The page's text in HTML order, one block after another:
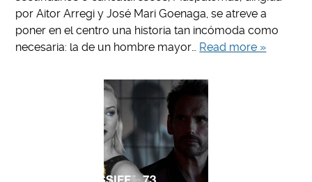
por Aitor Arregi y José Mari Goenaga, se atreve a
poner en el centro una historia tan incómoda como
necesaria: la de un hombre mayor… Read more »